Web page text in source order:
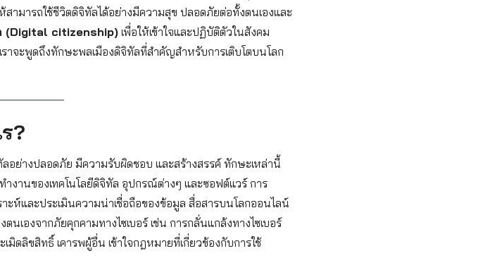
ามารถใช้ชีวิตดิจิทัลได้อย่างมีความสุข ปลอดภัยต่อทั้งตนเองและ
(Digital citizenship) เพื่อให้เข้าใจและปฏิบัติตัวในสังคม
าจะพูดถึงทักษะพลเมืองดิจิทัลที่สำคัญสำหรับการเติบโตบนโลก
?
อย่างปลอดภัย มีความรับผิดชอบ และสร้างสรรค์ ทักษะเหล่านี้
ำงานของเทคโนโลยีดิจิทัล อุปกรณ์ต่างๆ และซอฟต์แวร์ การ
ห์และประเมินความน่าเชื่อถือของข้อมูล สื่อสารบนโลกออนไลน์
เองจากภัยคุกคามทางไซเบอร์ เช่น การกลั่นแกล้งทางไซเบอร์
มิดลิขสิทธิ์ เคารพผู้อื่น เข้าใจกฎหมายที่เกี่ยวข้องกับการใช้